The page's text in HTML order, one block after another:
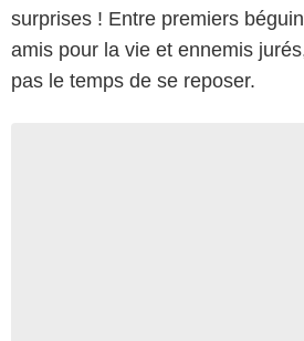
surprises ! Entre premiers
amis pour la vie et ennemis
pas le temps de se reposer.